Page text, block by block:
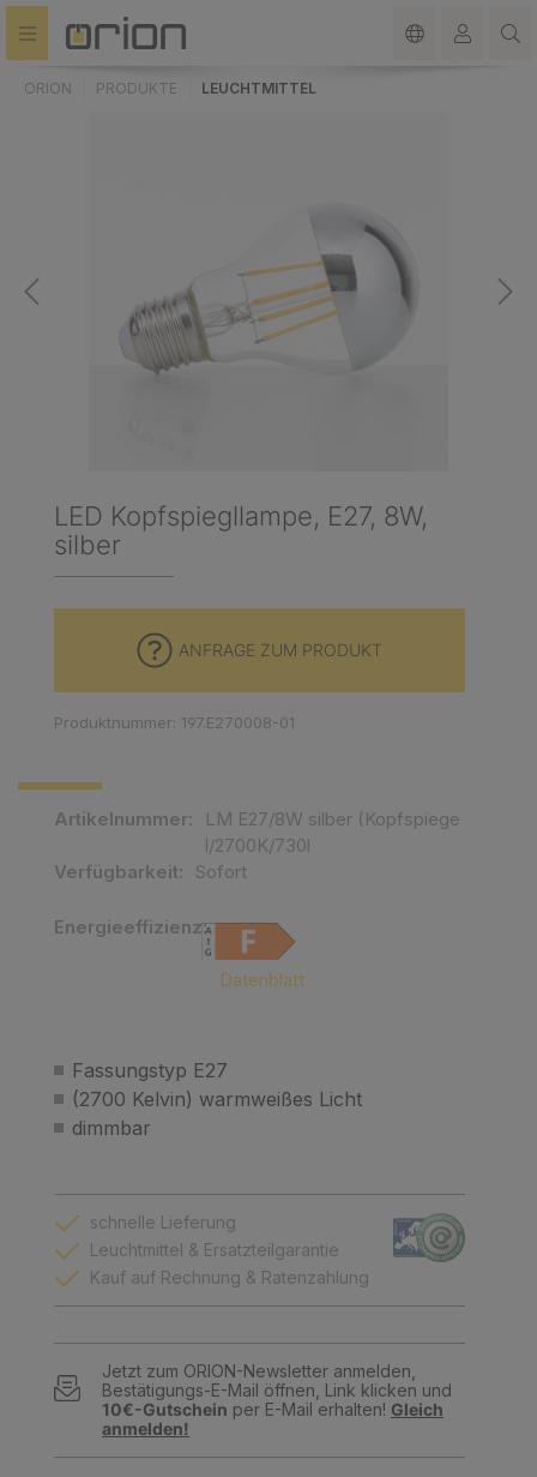
springen
ORION PRODUKTE LEUCHTMITTEL
LED Kopfspiegllampe, E27, 8W,
silber
Fassungstyp E27
(2700 Kelvin) warmweißes Licht
dimmbar
Artikelnummer:
LM E27/8W silber (Kopfspiege
l/2700K/730l
Verfügbarkeit:
Sofort
Energieeffizienz:EMPTY
Datenblatt
ANFRAGE ZUM PRODUKT
Produktnummer: 197.E270008-01
schnelle Lieferung
Leuchtmittel & Ersatzteilgarantie
Kauf auf Rechnung & Ratenzahlung
Jetzt zum ORION-Newsletter anmelden,
Bestätigungs-E-Mail öffnen, Link klicken und
10€-Gutschein per E-Mail erhalten! Gleich
anmelden!